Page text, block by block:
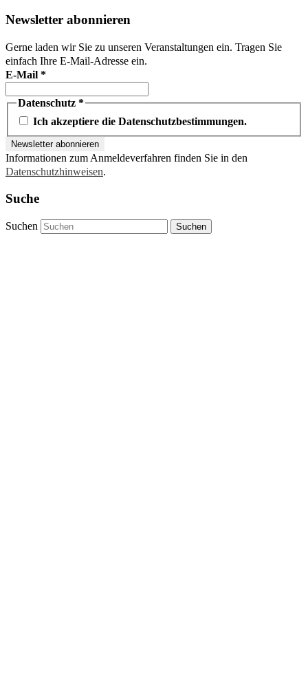
Newsletter abonnieren
Gerne laden wir Sie zu unseren Veranstaltungen ein. Tragen Sie
einfach Ihre E-Mail-Adresse ein.
E-Mail *
Datenschutz *
Ich akzeptiere die Datenschutzbestimmungen.
Informationen zum Anmeldeverfahren finden Sie in den
Datenschutzhinweisen.
Suche
Suchen